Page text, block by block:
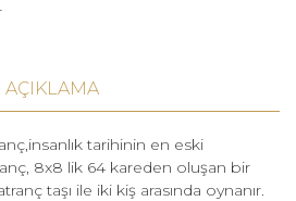
AÇIKLAMA
tarihinin en eski
8x8 lik 64 kareden oluşan bir
taşı ile iki kiş arasında oynanır.